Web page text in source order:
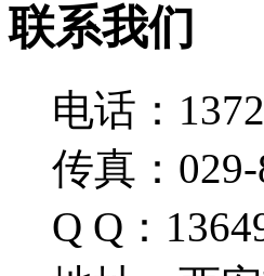
联系我们
电话：
传真：029-
Q Q：